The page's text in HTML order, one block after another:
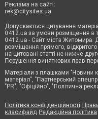
Реклама на сайті:
rek@citysites.ua
Допускається цитування
0412.ua за умови розміщення в
0412.ua - Сайт міста Житомира.
розміщення прямого,
на цитовані статті не нижче
Порушення виняткових прав
Матеріали з плашками "Новини
матеріал", "Партнерський
"PR", "Офіційно", "Політична
Політика конфіденційності
класифайд Редакційна політика